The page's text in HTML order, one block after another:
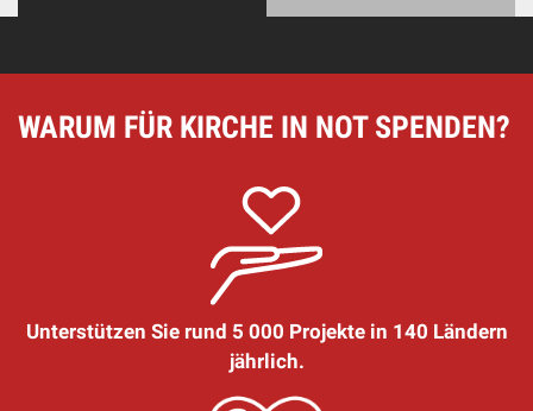
WARUM FÜR KIRCHE IN NOT SPENDEN?
Unterstützen Sie rund 5 000 Projekte in 140 Ländern
jährlich.